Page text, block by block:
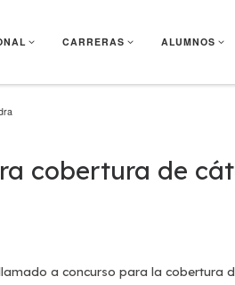
CARRERAS ALUMNOS
cobertura de
a concurso para la cobertura